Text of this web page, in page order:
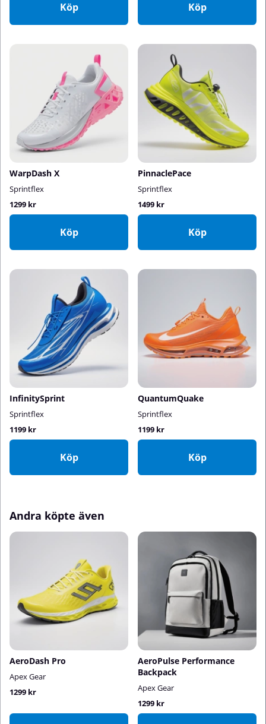
Köp Köp
WarpDash X
Sprintflex
1299 kr
Köp
PinnaclePace
Sprintflex
1499 kr
Köp
InfinitySprint
Sprintflex
1199 kr
Köp
QuantumQuake
Sprintflex
1199 kr
Köp
Andra köpte även
AeroDash Pro
Apex Gear
1299 kr
AeroPulse Performance
Backpack
Apex Gear
1299 kr